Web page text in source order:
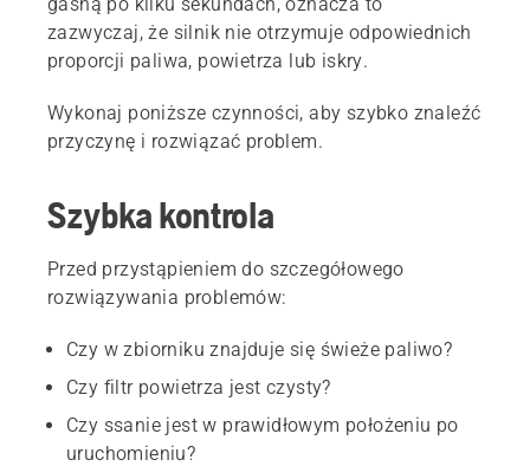
zazwyczaj, że silnik nie otrzymuje odpowiednich
proporcji paliwa, powietrza lub iskry.
Wykonaj poniższe czynności, aby szybko znaleźć
przyczynę i rozwiązać problem.
Szybka kontrola
Przed przystąpieniem do szczegółowego
rozwiązywania problemów:
Czy w zbiorniku znajduje się świeże paliwo?
Czy filtr powietrza jest czysty?
Czy ssanie jest w prawidłowym położeniu po
uruchomieniu?